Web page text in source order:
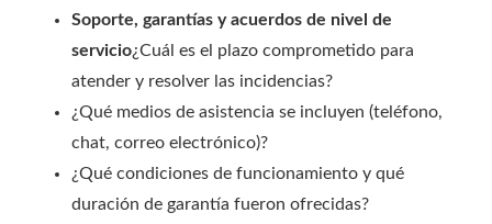
Soporte, garantías y acuerdos de nivel de
servicio¿Cuál es el plazo comprometido para
atender y resolver las incidencias?
¿Qué medios de asistencia se incluyen (teléfono,
chat, correo electrónico)?
¿Qué condiciones de funcionamiento y qué
duración de garantía fueron ofrecidas?